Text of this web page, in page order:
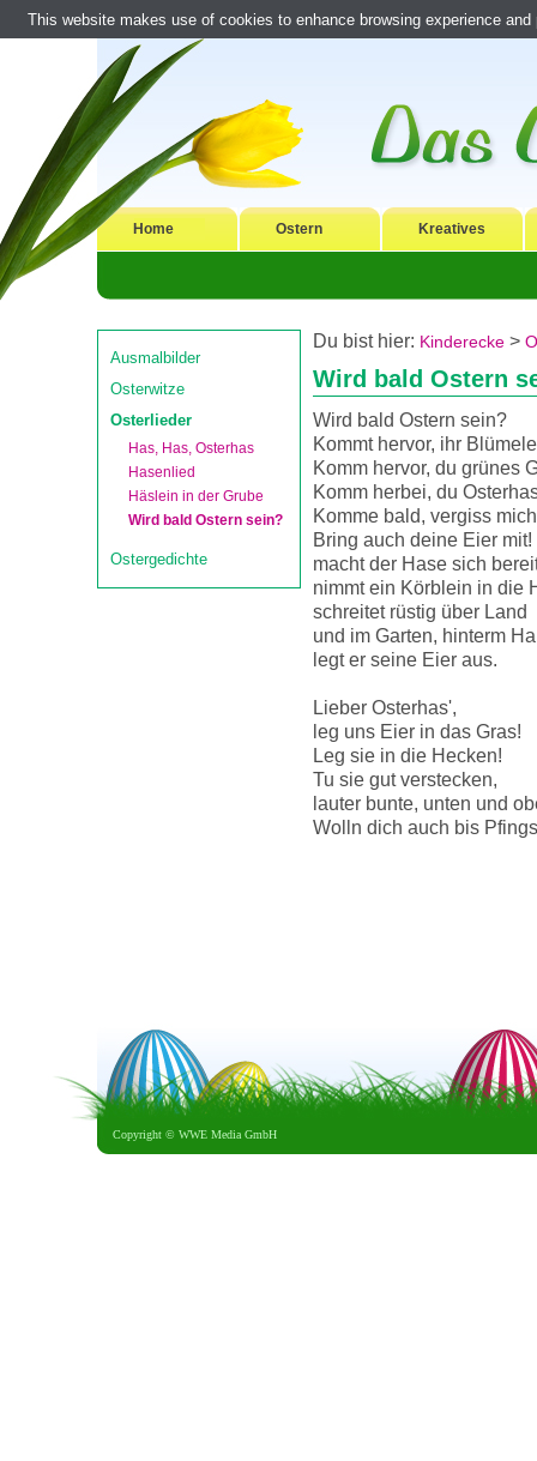
Home Ostern Kreatives
Ausmalbilder
Osterwitze
Osterlieder
Has, Has, Osterhas
Hasenlied
Häslein in der Grube
Wird bald Ostern sein?
Ostergedichte
Du bist hier: Kinderecke >
Wird bald Ostern
Wird bald Ostern sein?
Kommt hervor, ihr
Komm hervor, du grünes
Komm herbei, du
Komme bald, vergiss
Bring auch deine Eier
macht der Hase sich
nimmt ein Körblein in die
schreitet rüstig über Land
und im Garten, hinterm
legt er seine Eier aus.
Lieber Osterhas',
leg uns Eier in das Gras!
Leg sie in die Hecken!
Tu sie gut verstecken,
lauter bunte, unten und
Wolln dich auch bis
Copyright © WWE Media GmbH
This website makes use of cookies to enhance browsing experience